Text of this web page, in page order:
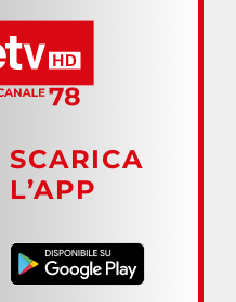
SCARICA
L’APP